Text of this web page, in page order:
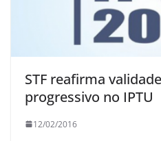
STF reafirma
progressivo no IPTU
12/02/2016